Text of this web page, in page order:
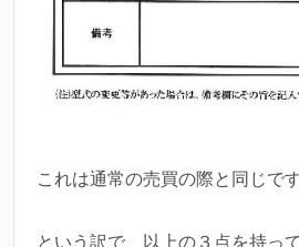
これは通常の売買の際と同じです
という訳で、以上の３点を持っ